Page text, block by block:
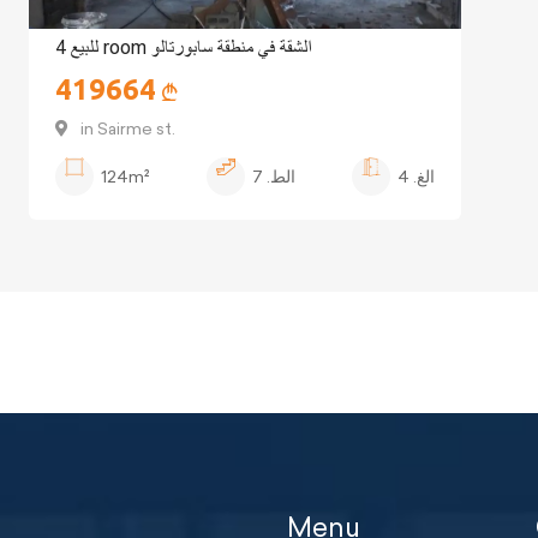
للبيع 4 room الشقة في منطقة سابورتالو
419664
in Sairme st.
124m²
الط. 7 الغ. 4
Menu